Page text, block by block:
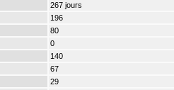
267 jours
196
80
0
140
67
29